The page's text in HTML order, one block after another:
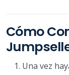
Cómo
Una vez